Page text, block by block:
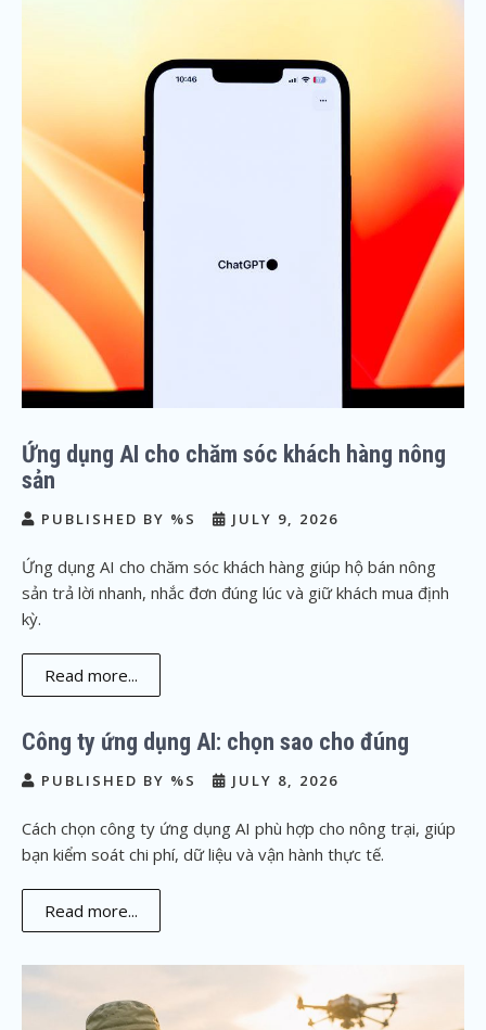
Ứng dụng AI cho chăm sóc khách hàng nông
sản
PUBLISHED BY %S JULY 9, 2026
Ứng dụng AI cho chăm sóc khách hàng giúp hộ bán nông
sản trả lời nhanh, nhắc đơn đúng lúc và giữ khách mua định
kỳ.
Read more...
Công ty ứng dụng AI: chọn sao cho đúng
PUBLISHED BY %S JULY 8, 2026
Cách chọn công ty ứng dụng AI phù hợp cho nông trại, giúp
bạn kiểm soát chi phí, dữ liệu và vận hành thực tế.
Read more...